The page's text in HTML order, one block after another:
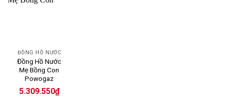
ĐỒNG HỒ NƯỚC
Đồng Hồ Nước
Mẹ Bồng Con
Powogaz
5.309.550₫